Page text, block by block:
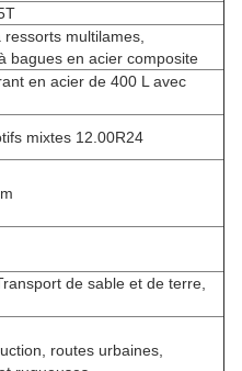
multilames,
bagues en acier composite
en acier de 400 L avec
mixtes 12.00R24
de sable et de terre,
routes urbaines,